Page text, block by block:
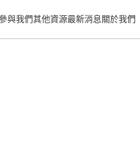
與我們其他資源最新消息關於我們